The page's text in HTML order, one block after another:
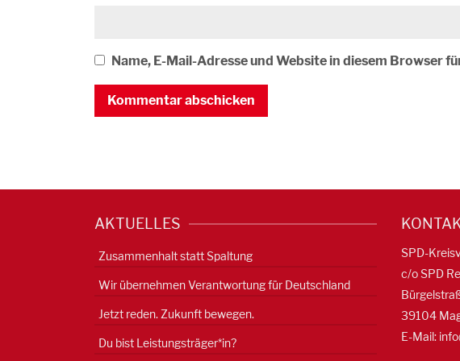
Name, E-Mail-Adresse und Website in diesem Browser
AKTUELLES
Zusammenhalt statt Spaltung
Wir übernehmen Verantwortung für Deutschland
Jetzt reden. Zukunft bewegen.
Du bist Leistungsträger*in?
SPD-
c/o SPD
39104
E-Mail: